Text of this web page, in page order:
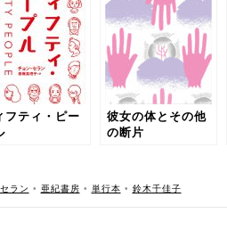
フティ・ピー
彼女の体とその他
の断片
ラン • 亜紀書房 • 単行本 • 鈴木千佳子